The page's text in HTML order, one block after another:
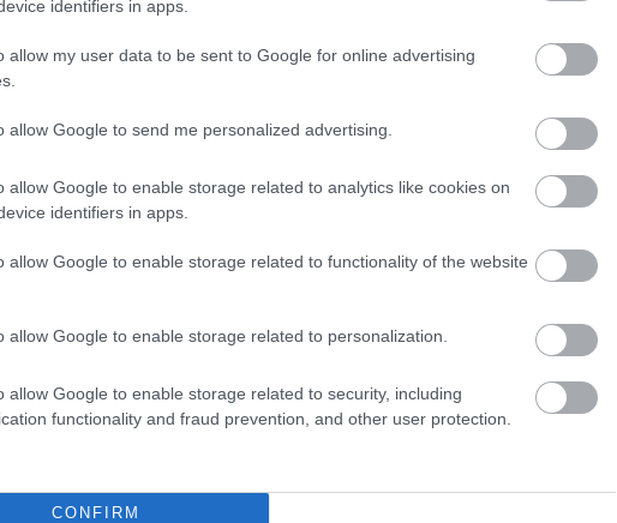
identifiers in apps.
allow my user data to be sent to Google for online advertising
allow Google to send me personalized advertising.
allow Google to enable storage related to analytics like cookies on
identifiers in apps.
allow Google to enable storage related to functionality of the website
allow Google to enable storage related to personalization.
allow Google to enable storage related to security, including
functionality and fraud prevention, and other user protection.
CONFIRM
a gyermekkorát szeretetteljesnek és boldognak írta le.
erős házasságukat. Édesanyja produkciós vezető volt, édesapja